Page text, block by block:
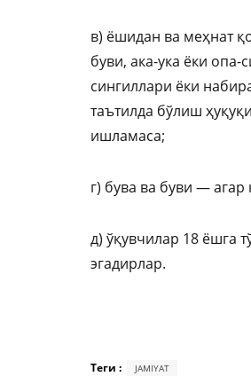
в) ёшидан ва меҳнат
буви, ака-ука ёки опа-
сингиллари ёки
таътилда бўлиш
ишламаса;
г) бува ва буви —
д) ўқувчилар 18 ёшга
эгадирлар.
Теги : JAMIYAT